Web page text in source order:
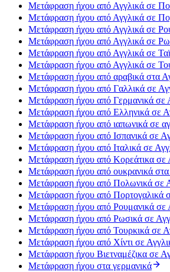
Μετάφραση ήχου από Αγγλικά σε
Μετάφραση ήχου από Αγγλικά σε
Μετάφραση ήχου από Αγγλικά σε
Μετάφραση ήχου από Αγγλικά σε
Μετάφραση ήχου από Αγγλικά σε
Μετάφραση ήχου από Αγγλικά σε
Μετάφραση ήχου από αραβικά στα
Μετάφραση ήχου από Γαλλικά σε
Μετάφραση ήχου από Γερμανικά σε
Μετάφραση ήχου από Ελληνικά σε
Μετάφραση ήχου από ιαπωνικά σε
Μετάφραση ήχου από Ισπανικά σε
Μετάφραση ήχου από Ιταλικά σε
Μετάφραση ήχου από Κορεάτικα σε
Μετάφραση ήχου από ουκρανικά στα
Μετάφραση ήχου από Πολωνικά σε
Μετάφραση ήχου από Πορτογαλικά
Μετάφραση ήχου από Ρουμανικά σε
Μετάφραση ήχου από Ρωσικά σε
Μετάφραση ήχου από Τουρκικά σε
Μετάφραση ήχου από Χίντι σε
Μετάφραση ήχου Βιετναμέζικα σε
Μετάφραση ήχου στα γερμανικά